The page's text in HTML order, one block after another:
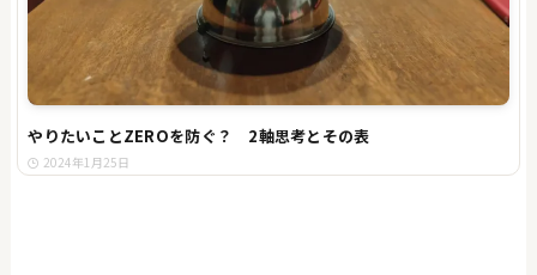
やりたいことZEROを防ぐ？ 2軸思考とその表
2024年1月25日